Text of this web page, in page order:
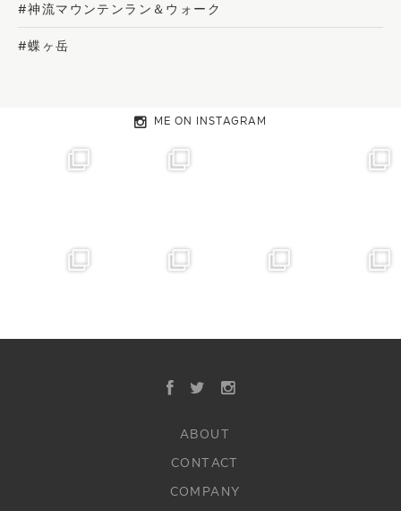
#神流マウンテンラン＆ウォーク
#蝶ヶ岳
ME ON INSTAGRAM
ABOUT
CONTACT
COMPANY